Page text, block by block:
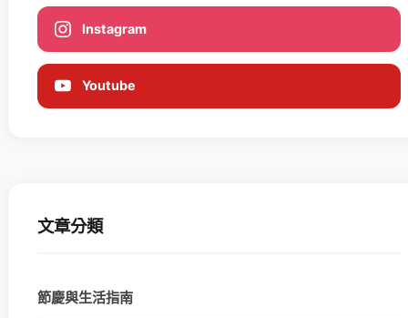
Instagram
Youtube
文章分類
節慶與生活指南